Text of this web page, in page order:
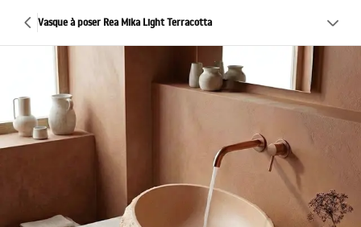
Vasque à poser Rea Mika Light Terracotta